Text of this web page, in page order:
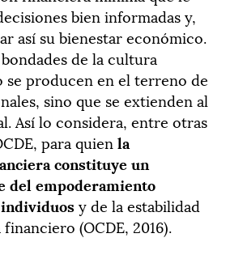
bien informadas y,
así su bienestar económico.
de la cultura
se producen en el terreno de
sino que se extienden al
Así lo considera, entre otras
para quien la
constituye un
del empoderamiento
y de la estabilidad
(OCDE, 2016).